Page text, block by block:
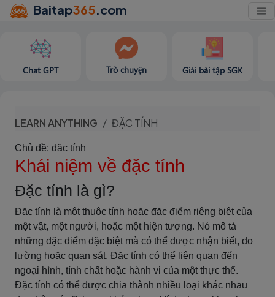
Baitap365.com
Chat GPT Trò chuyện Giải bài tập SGK
LEARN ANYTHING ĐẶC TÍNH
Chủ đề: đặc tính
Khái niệm về đặc tính
Đặc tính là gì?
Đặc tính là một thuộc tính hoặc đặc điểm riêng biệt của
một vật, một người, hoặc một hiện tượng. Nó mô tả
những đặc điểm đặc biệt mà có thể được nhận biết, đo
lường hoặc quan sát. Đặc tính có thể liên quan đến
ngoại hình, tính chất hoặc hành vi của một thực thể.
Đặc tính có thể được chia thành nhiều loại khác nhau